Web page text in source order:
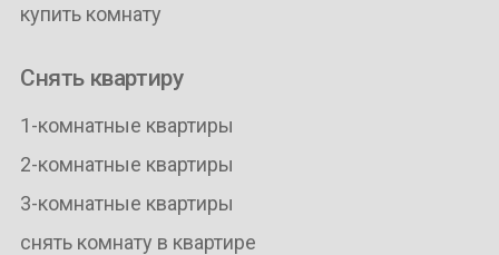
купить комнату
Снять квартиру
1-комнатные квартиры
2-комнатные квартиры
3-комнатные квартиры
снять комнату в квартире